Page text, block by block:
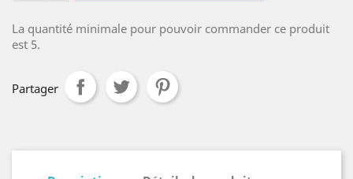
La quantité minimale pour pouvoir commander ce produit
est 5.
Partager